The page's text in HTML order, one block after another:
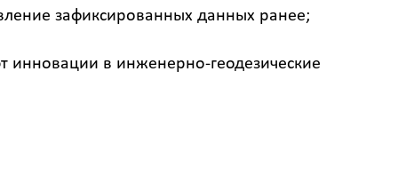
зафиксированных данных ранее;
инновации в инженерно-геодезические